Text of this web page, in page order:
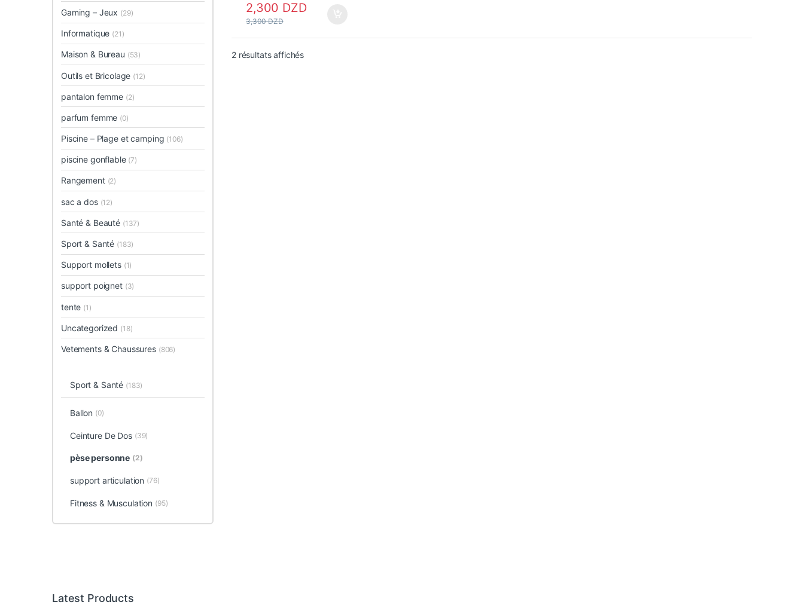
2,300 DZD
3,300DZD
2 résultats affichés
Gaming – Jeux (29)
Informatique (21)
Maison & Bureau (53)
Outils et Bricolage (12)
pantalon femme (2)
parfum femme (0)
Piscine – Plage et camping (106)
piscine gonflable (7)
Rangement (2)
sac a dos (12)
Santé & Beauté (137)
Sport & Santé (183)
Support mollets (1)
support poignet (3)
tente (1)
Uncategorized (18)
Vetements & Chaussures (806)
Sport & Santé (183)
Ballon (0)
Ceinture De Dos (39)
pèse personne (2)
support articulation (76)
Fitness & Musculation (95)
Latest Products